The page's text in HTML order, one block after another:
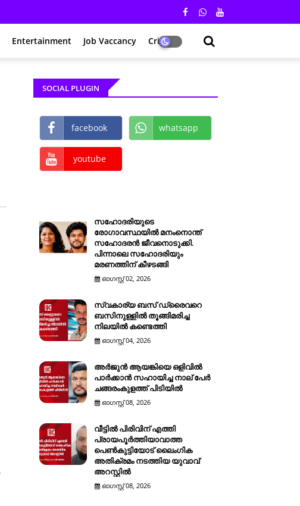
Entertainment Job Vaccancy Crime
SOCIAL PLUGIN
facebook whatsapp
youtube
സഹോദരിയുടെ
രോഗാവസ്ഥയിൽ മനംനൊന്ത്
സഹോദരൻ ജീവനൊടുക്കി.
പിന്നാലെ സഹോദരിയും
മരണത്തിന് കീഴടങ്ങി
ഓഗസ്റ്റ് 02, 2026
സ്വകാര്യ ബസ് ഡ്രൈവറെ
ബസിനുള്ളിൽ തൂങ്ങിമരിച്ച
നിലയിൽ കണ്ടെത്തി
ഓഗസ്റ്റ് 04, 2026
അർജുൻ ആയങ്കിയെ ഒളിവിൽ
പാർക്കാൻ സഹായിച്ച നാല് പേര്‍
ചങ്ങരംകുളത്ത് പിടിയില്‍
ഓഗസ്റ്റ് 08, 2026
വീട്ടിൽ പിരിവിന് എത്തി
പ്രായപൂർത്തിയാവാത്ത
പെൺകുട്ടിയോട് ലൈംഗിക
അതിക്രമം നടത്തിയ യുവാവ്
അറസ്റ്റിൽ
ഓഗസ്റ്റ് 08, 2026